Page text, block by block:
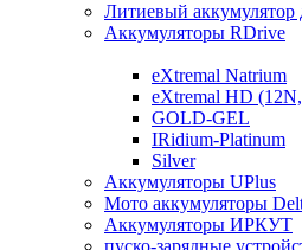
Литиевый аккумулятор
Аккумуляторы RDrive
eXtremal Natrium
eXtremal HD
GOLD-GEL
IRidium-Platinum
Silver
Аккумуляторы UPlus
Мото аккумуляторы
Аккумуляторы ИРКУТ
пуско-зарядные